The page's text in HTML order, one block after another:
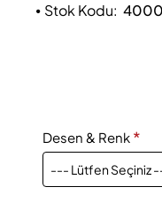
Stok Kodu:
Desen & Renk